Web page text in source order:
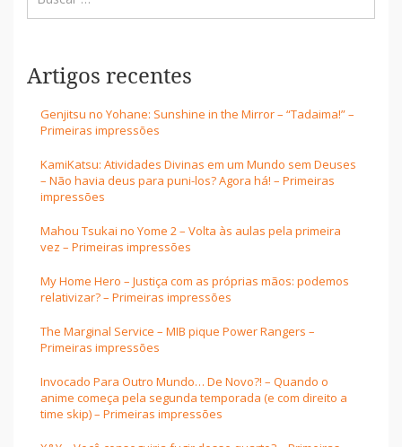
Artigos recentes
Genjitsu no Yohane: Sunshine in the Mirror – “Tadaima!” –
Primeiras impressões
KamiKatsu: Atividades Divinas em um Mundo sem Deuses
– Não havia deus para puni-los? Agora há! – Primeiras
impressões
Mahou Tsukai no Yome 2 – Volta às aulas pela primeira
vez – Primeiras impressões
My Home Hero – Justiça com as próprias mãos: podemos
relativizar? – Primeiras impressões
The Marginal Service – MIB pique Power Rangers –
Primeiras impressões
Invocado Para Outro Mundo… De Novo?! – Quando o
anime começa pela segunda temporada (e com direito a
time skip) – Primeiras impressões